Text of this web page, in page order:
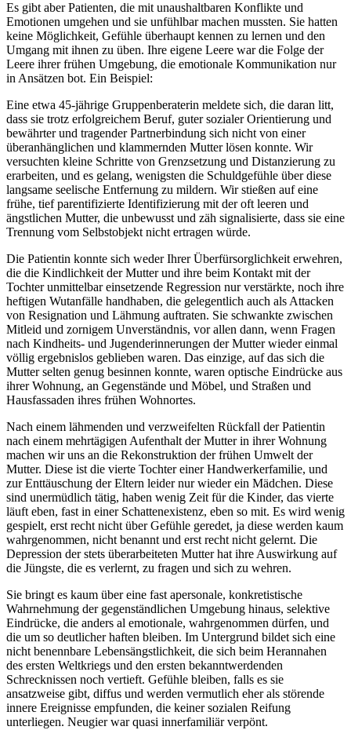
Es gibt aber Patienten, die mit unaushaltbaren Konflikte und
Emotionen umgehen und sie unfühlbar machen mussten. Sie hatten
keine Möglichkeit, Gefühle überhaupt kennen zu lernen und den
Umgang mit ihnen zu üben. Ihre eigene Leere war die Folge der
Leere ihrer frühen Umgebung, die emotionale Kommunikation nur
in Ansätzen bot. Ein Beispiel:
Eine etwa 45-jährige Gruppenberaterin meldete sich, die daran litt,
dass sie trotz erfolgreichem Beruf, guter sozialer Orientierung und
bewährter und tragender Partnerbindung sich nicht von einer
überanhänglichen und klammernden Mutter lösen konnte. Wir
versuchten kleine Schritte von Grenzsetzung und Distanzierung zu
erarbeiten, und es gelang, wenigsten die Schuldgefühle über diese
langsame seelische Entfernung zu mildern. Wir stießen auf eine
frühe, tief parentifizierte Identifizierung mit der oft leeren und
ängstlichen Mutter, die unbewusst und zäh signalisierte, dass sie eine
Trennung vom Selbstobjekt nicht ertragen würde.
Die Patientin konnte sich weder Ihrer Überfürsorglichkeit erwehren,
die die Kindlichkeit der Mutter und ihre beim Kontakt mit der
Tochter unmittelbar einsetzende Regression nur verstärkte, noch ihre
heftigen Wutanfälle handhaben, die gelegentlich auch als Attacken
von Resignation und Lähmung auftraten. Sie schwankte zwischen
Mitleid und zornigem Unverständnis, vor allen dann, wenn Fragen
nach Kindheits- und Jugenderinnerungen der Mutter wieder einmal
völlig ergebnislos geblieben waren. Das einzige, auf das sich die
Mutter selten genug besinnen konnte, waren optische Eindrücke aus
ihrer Wohnung, an Gegenstände und Möbel, und Straßen und
Hausfassaden ihres frühen Wohnortes.
Nach einem lähmenden und verzweifelten Rückfall der Patientin
nach einem mehrtägigen Aufenthalt der Mutter in ihrer Wohnung
machen wir uns an die Rekonstruktion der frühen Umwelt der
Mutter. Diese ist die vierte Tochter einer Handwerkerfamilie, und
zur Enttäuschung der Eltern leider nur wieder ein Mädchen. Diese
sind unermüdlich tätig, haben wenig Zeit für die Kinder, das vierte
läuft eben, fast in einer Schattenexistenz, eben so mit. Es wird wenig
gespielt, erst recht nicht über Gefühle geredet, ja diese werden kaum
wahrgenommen, nicht benannt und erst recht nicht gelernt. Die
Depression der stets überarbeiteten Mutter hat ihre Auswirkung auf
die Jüngste, die es verlernt, zu fragen und sich zu wehren.
Sie bringt es kaum über eine fast apersonale, konkretistische
Wahrnehmung der gegenständlichen Umgebung hinaus, selektive
Eindrücke, die anders al emotionale, wahrgenommen dürfen, und
die um so deutlicher haften bleiben. Im Untergrund bildet sich eine
nicht benennbare Lebensängstlichkeit, die sich beim Herannahen
des ersten Weltkriegs und den ersten bekanntwerdenden
Schrecknissen noch vertieft. Gefühle bleiben, falls es sie
ansatzweise gibt, diffus und werden vermutlich eher als störende
innere Ereignisse empfunden, die keiner sozialen Reifung
unterliegen. Neugier war quasi innerfamiliär verpönt.